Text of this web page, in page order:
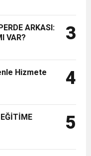
ARKASI:
VAR?
3
Hizmete
4
5